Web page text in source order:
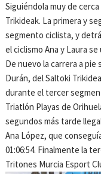
Siguiéndola muy de
Trikideak. La primera y
segmento ciclista, y
el ciclismo Ana y Laura
De nuevo la carrera a pie
Durán, del Saltoki
durante el tercer
Triatlón Playas de
segundos más tarde
Ana López, que
01:06:54. Finalmente la
Tritones Murcia Esport